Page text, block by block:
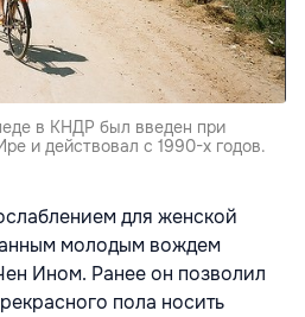
в КНДР был введен при
и действовал с 1990-х годов.
для женской
молодым вождем
Ином. Ранее он позволил
пола носить